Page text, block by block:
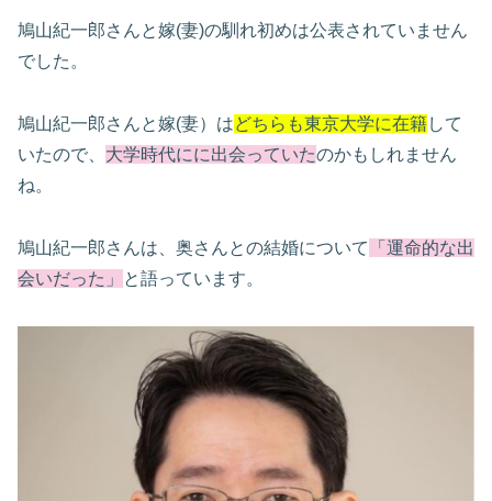
鳩山紀一郎さんと嫁(妻)の馴れ初めは公表されていません
でした。
鳩山紀一郎さんと嫁(妻）はどちらも東京大学に在籍して
いたので、 大学時代にに出会っていたのかもしれません
ね。
鳩山紀一郎さんは、奥さんとの結婚について
「運命的な出
会いだった」
と語っています。